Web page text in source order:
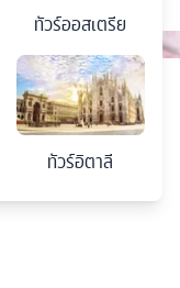
ทัวร์ออสเตรีย
ทัวร์อิตาลี